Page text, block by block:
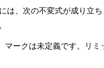
は、次の不変式が成り立ち
マークは未定義です。リ